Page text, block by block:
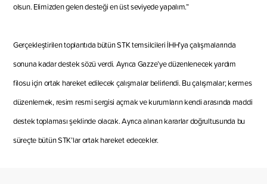
olsun. Elimizden gelen desteği en üst seviyede yapalım.”
Gerçekleştirilen toplantıda bütün STK temsilcileri İHH’ya çalışmalarında
sonuna kadar destek sözü verdi. Ayrıca Gazze’ye düzenlenecek yardım
filosu için ortak hareket edilecek çalışmalar belirlendi. Bu çalışmalar;kermes
düzenlemek, resim resmi sergisi açmak ve kurumların kendi arasında maddi
destek toplaması şeklinde olacak. Ayrıca alınan kararlar doğrultusunda bu
süreçte bütün STK’lar ortak hareket edecekler.